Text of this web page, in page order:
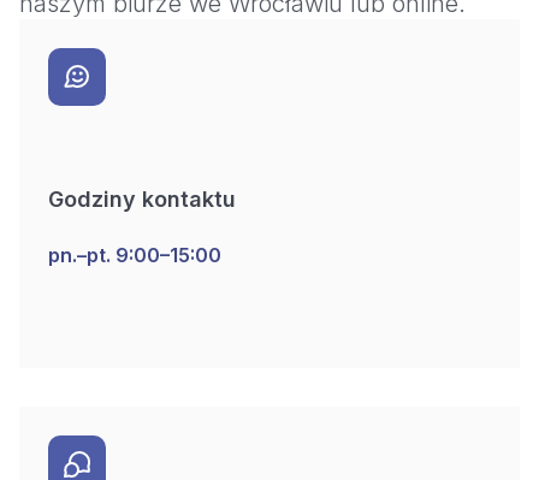
Godziny kontaktu
pn.–pt. 9:00–15:00